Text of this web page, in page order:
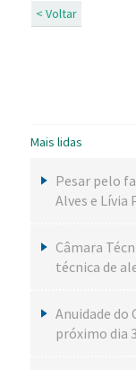
< Voltar
Mais lidas
Pesar pelo
Alves e Lívia
Câmara
técnica de
Anuidade do
próximo dia